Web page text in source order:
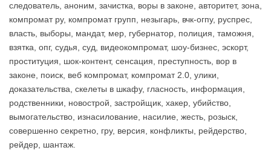
следователь, аноним, зачистка, воры в законе, авторитет, зона,
компромат ру, компромат групп, незыгарь, вчк-огпу, руспрес,
власть, выборы, мандат, мер, губернатор, полиция, таможня,
взятка, опг, судья, суд, видеокомпромат, шоу-бизнес, эскорт,
проституция, шок-контент, сенсация, преступность, вор в
законе, поиск, веб компромат, компромат 2.0, улики,
доказательства, скелеты в шкафу, гласность, информация,
родственники, новострой, застройщик, хакер, убийство,
вымогательство, изнасилование, насилие, жесть, розыск,
совершенно секретно, гру, версия, конфликты, рейдерство,
рейдер, шантаж.